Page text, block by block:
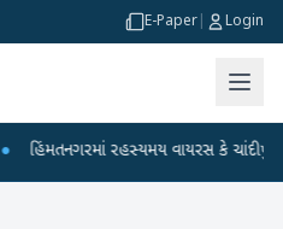
E-Paper Login
હિંમતનગરમાં રહસ્યમય વાયરસ કે ચાંદીપુરા? 6